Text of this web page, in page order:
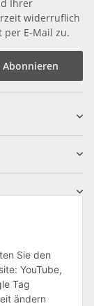
Ihrer
widerruflich
E-Mail zu.
Abonnieren
Sie den
YouTube,
Tag
ändern